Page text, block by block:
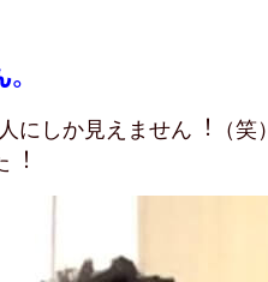
にしか見えません︕（笑）
︕